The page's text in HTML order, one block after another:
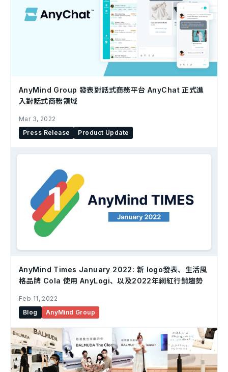
AnyMind Group 發表對話式商務平台 AnyChat 正式進
入對話式商務領域
Mar 3, 2022
Press Release
Product Update
AnyMind Times January 2022: 新 logo發表、生活風
格品牌 Cola 使用 AnyLogi、以及2022年網紅行銷趨勢
Feb 11, 2022
Blog
AnyMind Group